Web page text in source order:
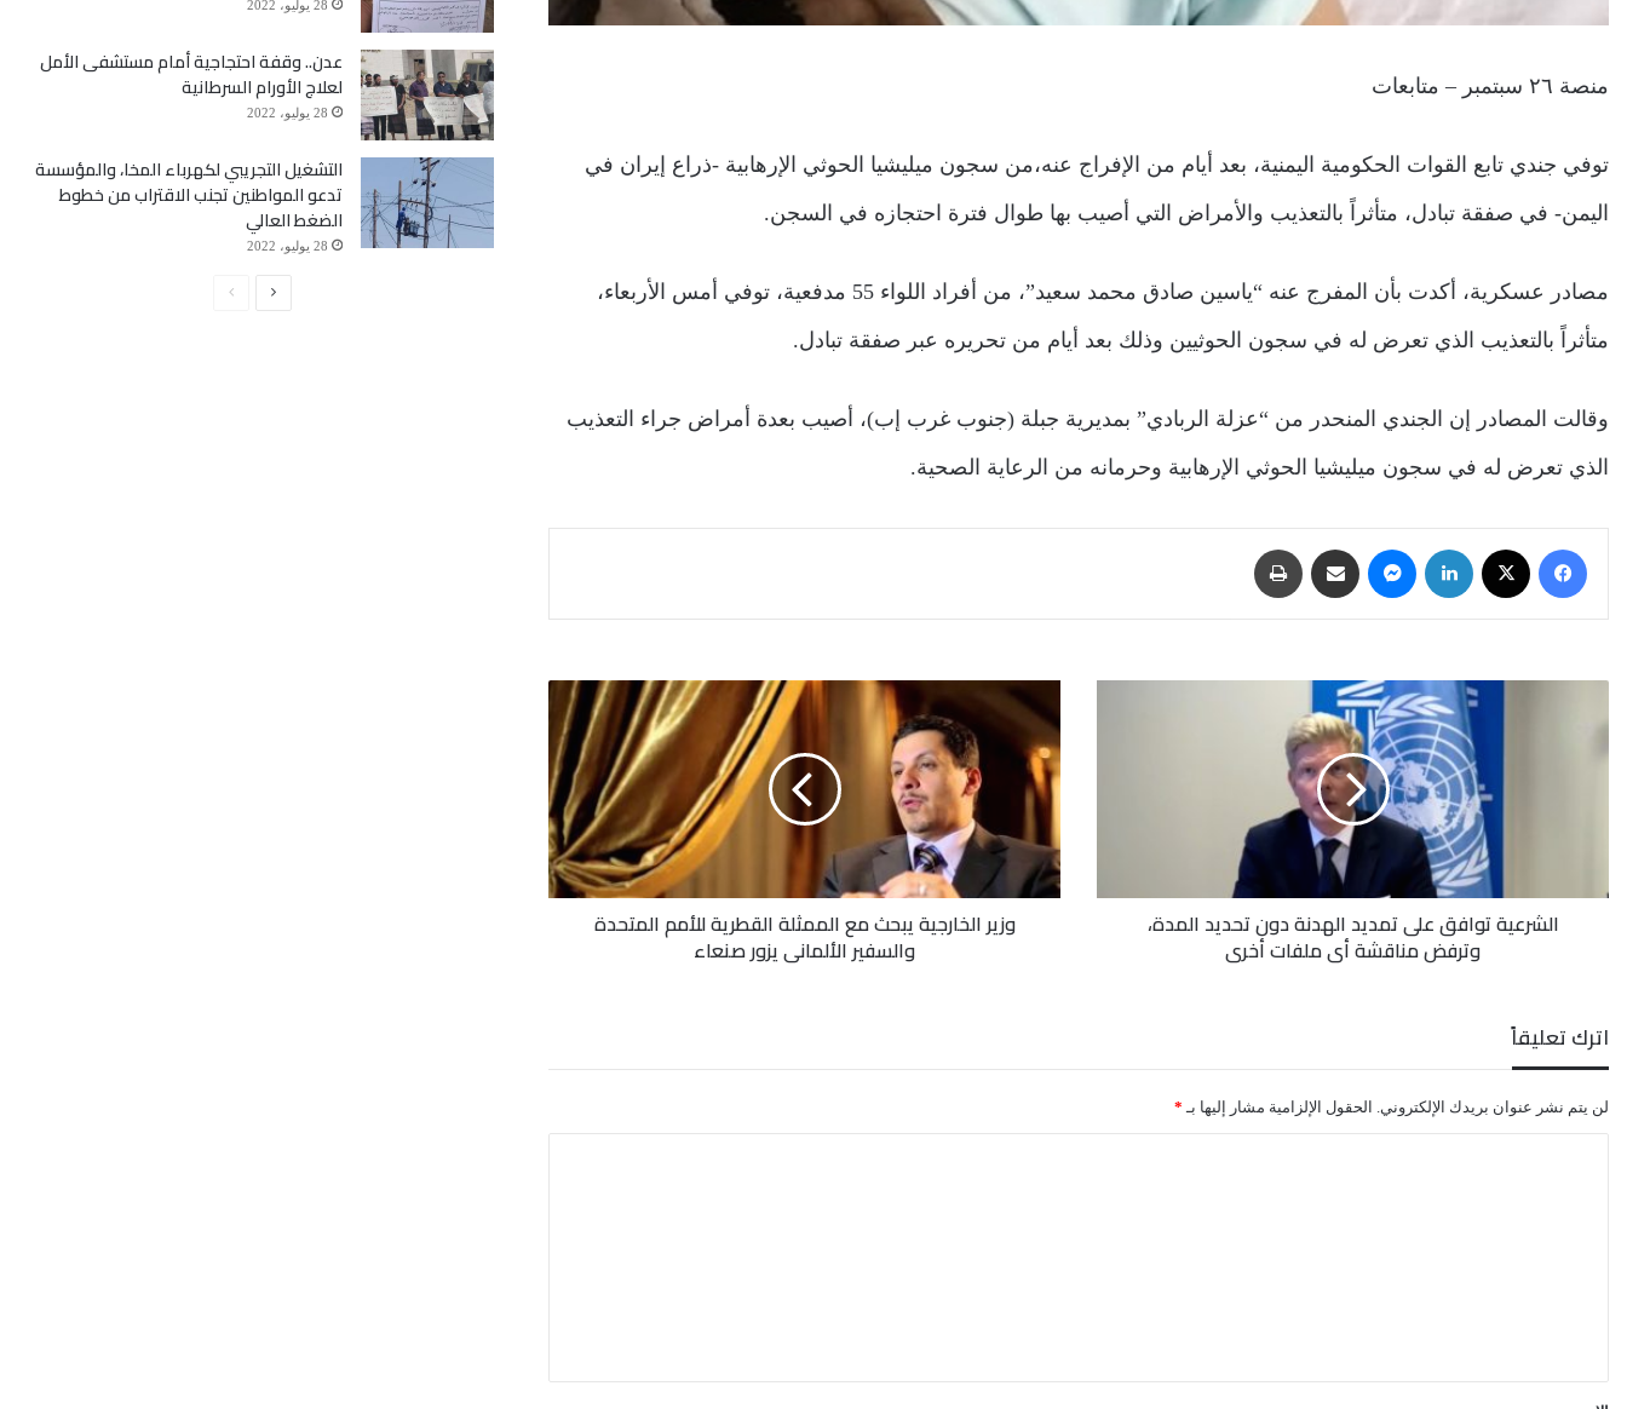
منصة ٢٦ سبتمبر – متابعات
توفي جندي تابع القوات الحكومية اليمنية، بعد أيام من الإفراج عنه،من سجون ميليشيا الحوثي الإرهابية -ذراع إيران في
اليمن- في صفقة تبادل، متأثراً بالتعذيب والأمراض التي أصيب بها طوال فترة احتجازه في السجن.
مصادر عسكرية، أكدت بأن المفرج عنه “ياسين صادق محمد سعيد”، من أفراد اللواء 55 مدفعية، توفي أمس الأربعاء،
متأثراً بالتعذيب الذي تعرض له في سجون الحوثيين وذلك بعد أيام من تحريره عبر صفقة تبادل.
وقالت المصادر إن الجندي المنحدر من “عزلة الربادي” بمديرية جبلة (جنوب غرب إب)، أصيب بعدة أمراض جراء التعذيب
الذي تعرض له في سجون ميليشيا الحوثي الإرهابية وحرمانه من الرعاية الصحية.
فيسبوك لينكدإن ماسنجر مشاركة عبر البريد
وترفض
الشرعية توافق على تمديد الهدنة دون تحديد المدة،
وترفض مناقشة أي ملفات أخرى
الخارجية
يبحث
مع
الممثلة
للأمم
المتحدة
والسفير
الألمانيوزير الخارجية يبحث مع الممثلة القطرية للأمم المتحدة
والسفير الألماني يزور صنعاء
اترك تعليقاً
لن يتم نشر عنوان بريدك الإلكتروني. الحقول الإلزامية مشار إليها بـ *
*
28 يوليو، 2022
عدن.. وقفة احتجاجية أمام مستشفى الأمل
لعلاج الأورام السرطانية
28 يوليو، 2022
التشغيل التجريبي لكهرباء المخا، والمؤسسة
تدعو المواطنين تجنب الاقتراب من خطوط
الضغط العالي
28 يوليو، 2022
الصفحة
الصفحة